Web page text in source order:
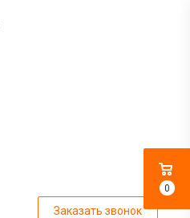
Заказать звонок
0